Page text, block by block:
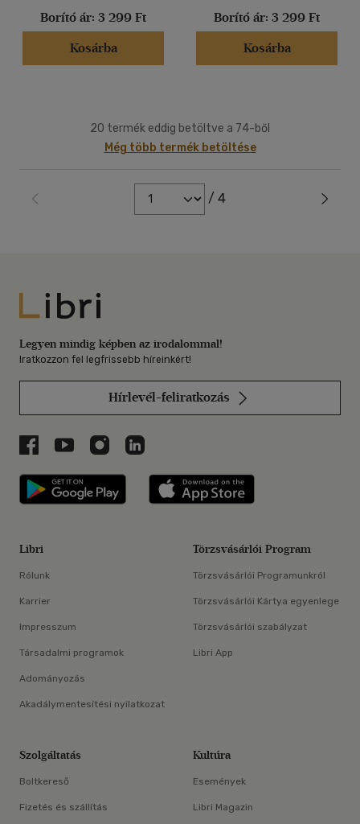
Borító ár: 3 299 Ft
Kosárba
Borító ár: 3 299 Ft
Kosárba
20 termék eddig betöltve a 74-ből
Még több termék betöltése
/ 4
Libri
Legyen mindig képben az irodalommal!
Iratkozzon fel legfrissebb híreinkért!
Hírlevél-feliratkozás
Libri a Facebookon
Libri a Youtube-on
Libri az Instagramon
Libri a LinkedInen
Libri applikáció Szerezd meg: Google
Libri
Rólunk
Karrier
Impresszum
Társadalmi programok
Adományozás
Akadálymentesítési nyilatkozat
Törzsvásárlói Program
Törzsvásárlói Programunkról
Törzsvásárlói Kártya egyenlege
Törzsvásárlói szabályzat
Libri App
Szolgáltatás
Boltkereső
Fizetés és szállítás
Kultúra
Események
Libri Magazin